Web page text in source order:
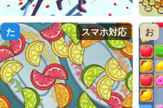
た スマホ対応 お